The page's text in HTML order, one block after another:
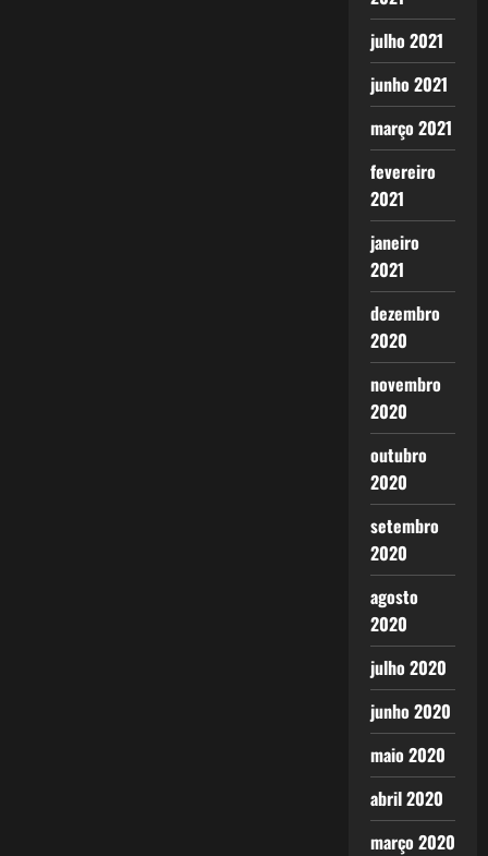
julho 2021
junho 2021
março 2021
fevereiro
2021
janeiro
2021
dezembro
2020
novembro
2020
outubro
2020
setembro
2020
agosto
2020
julho 2020
junho 2020
maio 2020
abril 2020
março 2020